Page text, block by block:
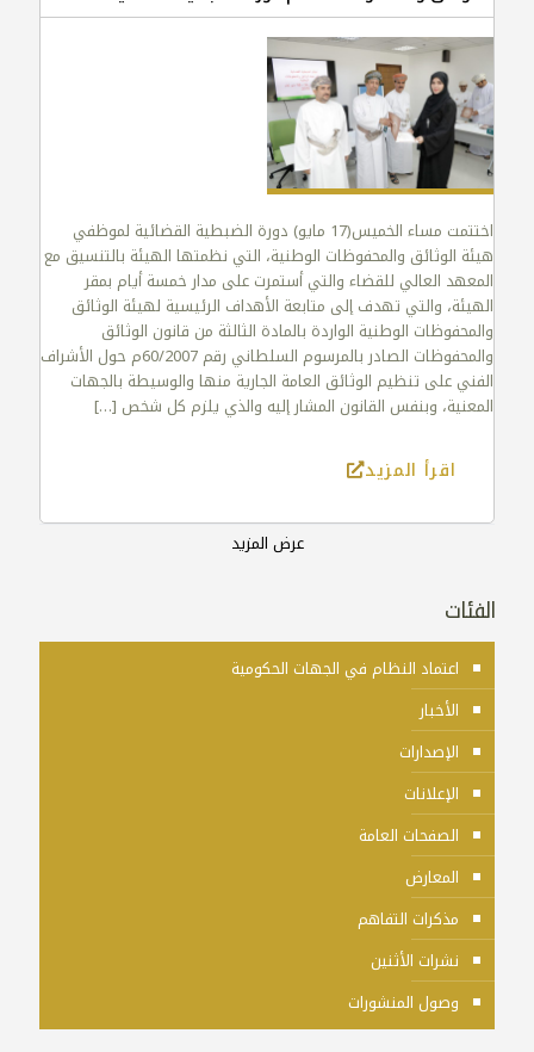
اختتمت مساء الخميس(17 مايو) دورة الضبطية القضائية لموظفي
هيئة الوثائق والمحفوظات الوطنية، التي نظمتها الهيئة بالتنسيق مع
المعهد العالي للقضاء والتي أستمرت على مدار خمسة أيام بمقر
الهيئة، والتي تهدف إلى متابعة الأهداف الرئيسية لهيئة الوثائق
والمحفوظات الوطنية الواردة بالمادة الثالثة من قانون الوثائق
والمحفوظات الصادر بالمرسوم السلطاني رقم 60/2007م حول الأشراف
الفني على تنظيم الوثائق العامة الجارية منها والوسيطة بالجهات
المعنية، وبنفس القانون المشار إليه والذي يلزم كل شخص […]
اقرأ المزيد
عرض المزيد
الفئات
اعتماد النظام في الجهات الحكومية
الأخبار
الإصدارات
الإعلانات
الصفحات العامة
المعارض
مذكرات التفاهم
نشرات الأثنين
وصول المنشورات